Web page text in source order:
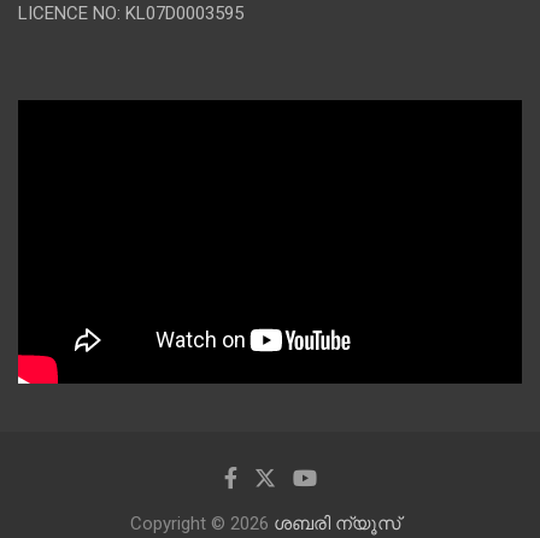
LICENCE NO: KL07D0003595
Copyright © 2026 ശബരി ന്യൂസ്